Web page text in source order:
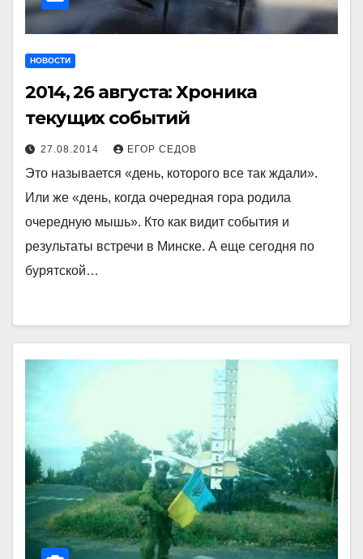
НОВОСТИ
2014, 26 августа: Хроника
текущих событий
27.08.2014 ЕГОР СЕДОВ
Это называется «день, которого все так ждали».
Или же «день, когда очередная гора родила
очередную мышь». Кто как видит события и
результаты встречи в Минске. А еще сегодня по
бурятской…